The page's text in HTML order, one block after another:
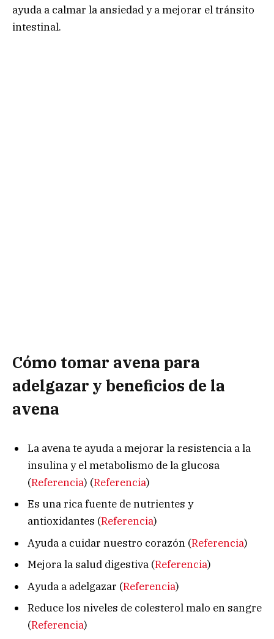
ayuda a calmar la ansiedad y a mejorar el tránsito
intestinal.
Cómo tomar avena para
adelgazar y beneficios de la
avena
La avena te ayuda a mejorar la resistencia a la
insulina y el metabolismo de la glucosa
(Referencia) (Referencia)
Es una rica fuente de nutrientes y
antioxidantes (Referencia)
Ayuda a cuidar nuestro corazón (Referencia)
Mejora la salud digestiva (Referencia)
Ayuda a adelgazar (Referencia)
Reduce los niveles de colesterol malo en sangre
(Referencia)